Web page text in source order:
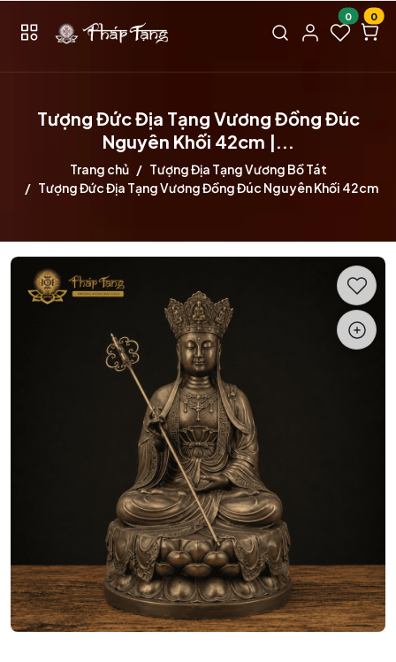
0 0
Tượng Đức Địa Tạng Vương Đồng Đúc
Nguyên Khối 42cm |...
Trang chủ
Tượng Địa Tạng Vương Bồ Tát
Tượng Đức Địa Tạng Vương Đồng Đúc Nguyên Khối 42cm